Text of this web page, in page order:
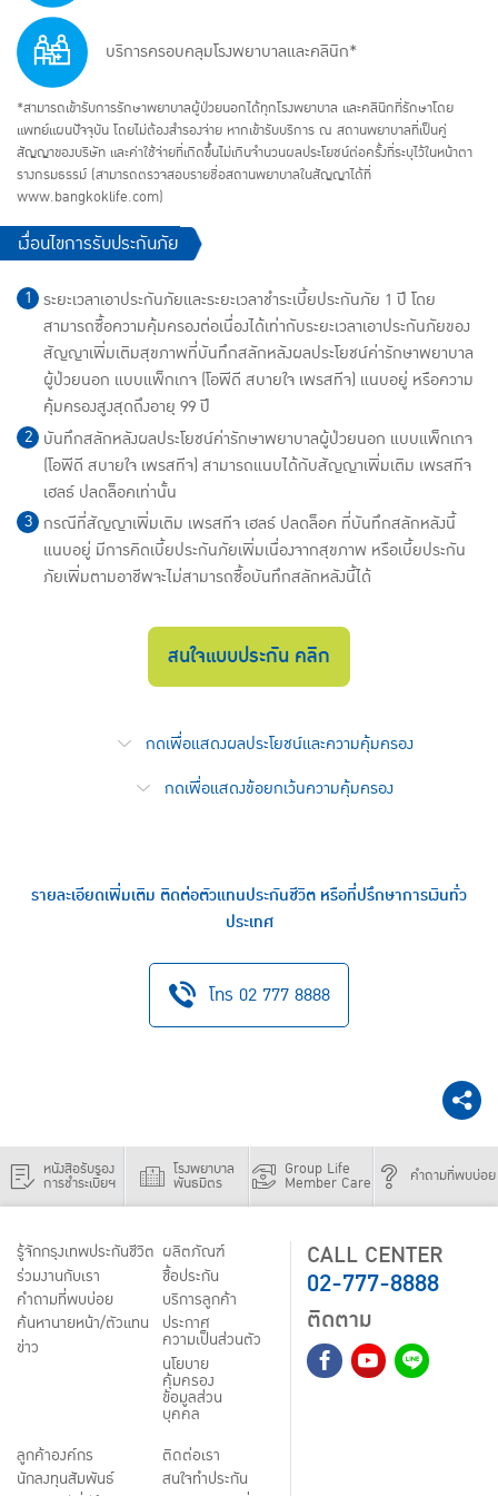
บริการครอบคลุมโรงพยาบาลและคลินิก*
*สามารถเข้ารับการรักษาพยาบาลผู้ป่วยนอกได้ทุกโรงพยาบาล และคลินิกที่รักษาโดย
แพทย์แผนปัจจุบัน โดยไม่ต้องสำรองจ่าย หากเข้ารับบริการ ณ สถานพยาบาลที่เป็นคู่
สัญญาของบริษัท และค่าใช้จ่ายที่เกิดขึ้นไม่เกินจำนวนผลประโยชน์ต่อครั้งที่ระบุไว้ในหน้าตา
รางกรมธรรม์ (สามารถตรวจสอบรายชื่อสถานพยาบาลในสัญญาได้ที่
www.bangkoklife.com)
​​เงื่อนไขการรับประกันภัย
ระยะเวลาเอาประกันภัยและระยะเวลาชำระเบี้ยประกันภัย 1 ปี โดย
สามารถซื้อความคุ้มครองต่อเนื่องได้เท่ากับระยะเวลาเอาประกันภัยของ
สัญญาเพิ่มเติมสุขภาพที่บันทึกสลักหลังผลประโยชน์ค่ารักษาพยาบาล
ผู้ป่วยนอก แบบแพ็กเกจ (โอพีดี สบายใจ เพรสทีจ) แนบอยู่ หรือความ
คุ้มครองสูงสุดถึงอายุ 99 ปี
บันทึกสลักหลังผลประโยชน์ค่ารักษาพยาบาลผู้ป่วยนอก แบบแพ็กเกจ
(โอพีดี สบายใจ เพรสทีจ) สามารถแนบได้กับสัญญาเพิ่มเติม เพรสทีจ
เฮลธ์ ปลดล็อคเท่านั้น
กรณีที่สัญญาเพิ่มเติม เพรสทีจ เฮลธ์ ปลดล็อค ที่บันทึกสลักหลังนี้
แนบอยู่ มีการคิดเบี้ยประกันภัยเพิ่มเนื่องจากสุขภาพ หรือเบี้ยประกัน
ภัยเพิ่มตามอาชีพจะไม่สามารถซื้อบันทึกสลักหลังนี้ได้
สนใจแบบประกัน คลิก
กดเพื่อแสดงผลประโยชน์และความคุ้มครอง
กดเพื่อแสดงข้อยกเว้นความคุ้มครอง
รายละเอียดเพิ่มเติม ติดต่อตัวแทนประกันชีวิต หรือที่ปรึกษาการเงินทั่ว
ประเทศ
โทร 02 777 8888
หนังสือรับรอง
การชำระเบี้ยฯ
โรงพยาบาล
พันธมิตร
Group Life
Member Care คำถามที่พบบ่อย
รู้จักกรุงเทพประกันชีวิต
ร่วมงานกับเรา
คำถามที่พบบ่อย
ค้นหานายหน้า/ตัวแทน
ข่าว
ผลิตภัณฑ์
ชื้อประกัน
บริการลูกค้า
ประกาศ
ความเป็นส่วนตัว
นโยบาย
คุ้มครอง
ข้อมูลส่วน
บุคคล
ลูกค้าองค์กร
นักลงทุนสัมพันธ์
ติดต่อเรา
สนใจทำประกัน
CALL CENTER
02-777-8888
ติดตาม